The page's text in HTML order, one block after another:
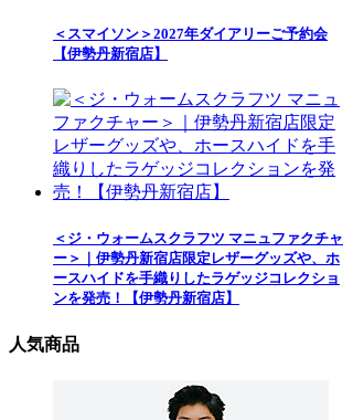
＜スマイソン＞2027年ダイアリーご予約会
【伊勢丹新宿店】
＜ジ・ウォームスクラフツ マニュファクチャ
ー＞｜伊勢丹新宿店限定レザーグッズや、ホ
ースハイドを手織りしたラゲッジコレクショ
ンを発売！【伊勢丹新宿店】
人気商品